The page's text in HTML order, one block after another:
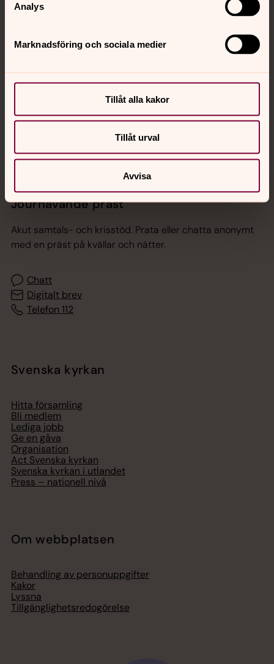
Analys
Marknadsföring och sociala medier
Tillåt alla kakor
Tillåt urval
Avvisa
Kalender
Jourhavande präst
Akut samtals- och krisstöd. Prata eller chatta anonymt
med en präst på kvällar och nätter.
Chatt
Digitalt brev
Telefon 112
Svenska kyrkan
Hitta församling
Bli medlem
Lediga jobb
Ge en gåva
Organisation
Act Svenska kyrkan
Svenska kyrkan i utlandet
Press – nationell nivå
Om webbplatsen
Behandling av personuppgifter
Kakor
Lyssna
Tillgänglighetsredogörelse